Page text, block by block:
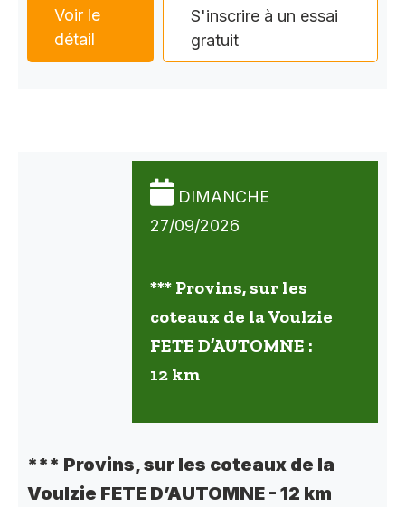
Voir le
détail
S'inscrire à un essai
gratuit
DIMANCHE
27/09/2026
*** Provins, sur les
coteaux de la Voulzie
FETE D’AUTOMNE :
12 km
*** Provins, sur les coteaux de la
Voulzie FETE D’AUTOMNE - 12 km